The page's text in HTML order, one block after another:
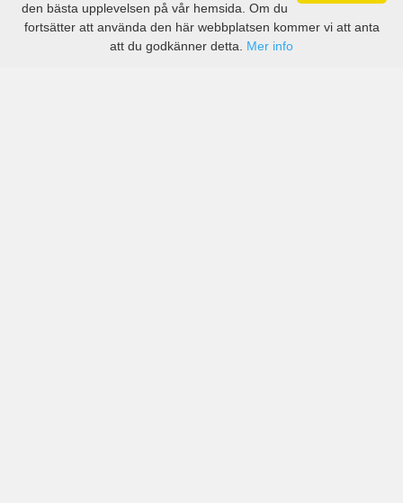
den bästa upplevelsen på vår hemsida. Om du
fortsätter att använda den här webbplatsen kommer vi att anta
att du godkänner detta. Mer info